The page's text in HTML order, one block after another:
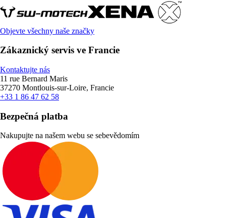
Objevte všechny naše značky
Zákaznický servis ve Francie
Kontaktujte nás
11 rue Bernard Maris
37270 Montlouis-sur-Loire, Francie
+33 1 86 47 62 58
Bezpečná platba
Nakupujte na našem webu se sebevědomím